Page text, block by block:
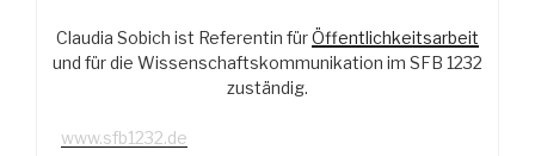
Claudia Sobich ist Referentin fürÖffentlichkeitsarbeit
und für die Wissenschaftskommunikation im SFB 1232
zuständig.
www.sfb1232.de